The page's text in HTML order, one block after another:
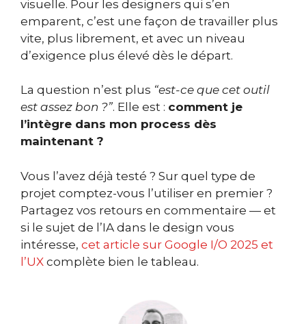
visuelle. Pour les designers qui s’en
emparent, c’est une façon de travailler plus
vite, plus librement, et avec un niveau
d’exigence plus élevé dès le départ.
La question n’est plus “est-ce que cet outil
est assez bon ?”. Elle est : comment je
l’intègre dans mon process dès
maintenant ?
Vous l’avez déjà testé ? Sur quel type de
projet comptez-vous l’utiliser en premier ?
Partagez vos retours en commentaire — et
si le sujet de l’IA dans le design vous
intéresse, cet article sur Google I/O 2025 et
l’UX complète bien le tableau.